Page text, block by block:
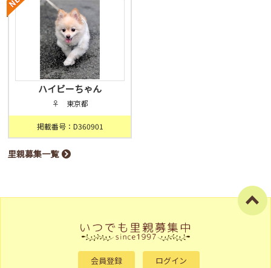
ハイビーちゃん
♀ 東京都
掲載番号：D360901
里親募集一覧
会員登録 ログイン